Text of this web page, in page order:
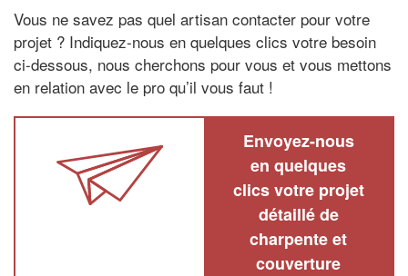
Vous ne savez pas quel artisan contacter pour votre
projet ? Indiquez-nous en quelques clics votre besoin
ci-dessous, nous cherchons pour vous et vous mettons
en relation avec le pro qu’il vous faut !
Envoyez-nous
en quelques
clics votre projet
détaillé de
charpente et
couverture